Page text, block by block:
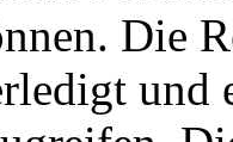
Die
und